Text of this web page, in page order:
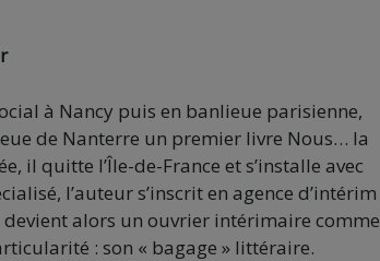
à Nancy puis en banlieue parisienne,
de Nanterre un premier livre Nous… la
il quitte l’Île-de-France et s’installe avec
l’auteur s’inscrit en agence d’intérim
alors un ouvrier intérimaire comme
: son « bagage » littéraire.